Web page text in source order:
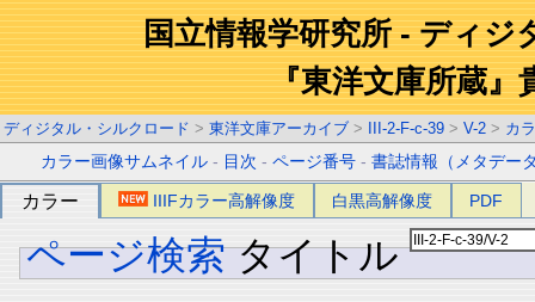
国立情報学研究所 - ディジ
『東洋文庫所蔵』
ディジタル・シルクロード > 東洋文庫アーカイブ > III-2-F-c-39 > V-2 > カ
カラー画像サムネイル - 目次 -ページ番号 -書誌情報（メタデー
カラー IIIFカラー高解像度 白黒高解像度 PDF
ページ検索 タイトル